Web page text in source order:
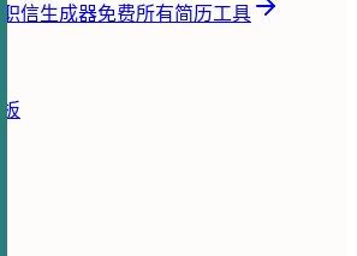
职信生成器免费所有简历工具